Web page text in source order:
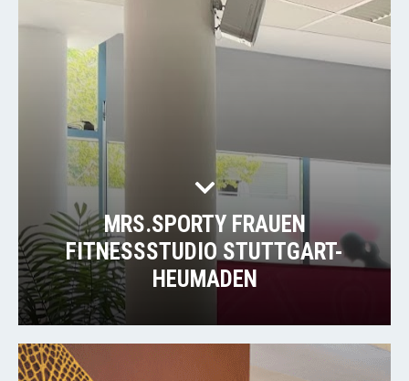
MRS.SPORTY FRAUEN
FITNESSSTUDIO STUTTGART-
HEUMADEN